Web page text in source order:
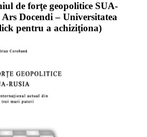
de forţe geopolitice SUA-
Docendi – Universitatea
pentru a achiziţiona)